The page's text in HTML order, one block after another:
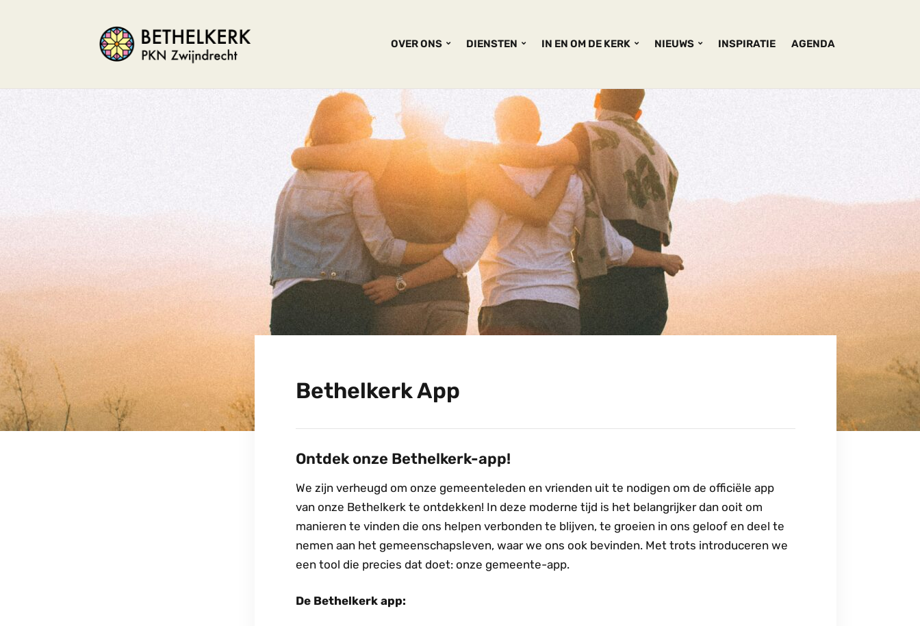
OVER ONS DIENSTEN IN EN OM DE KERK NIEUWS INSPIRATIE AGENDA
Bethelkerk App
Ontdek onze Bethelkerk-app!
We zijn verheugd om onze gemeenteleden en vrienden uit te nodigen om de officiële app
van onze Bethelkerk te ontdekken! In deze moderne tijd is het belangrijker dan ooit om
manieren te vinden die ons helpen verbonden te blijven, te groeien in ons geloof en deel te
nemen aan het gemeenschapsleven, waar we ons ook bevinden. Met trots introduceren we
een tool die precies dat doet: onze gemeente-app.
De Bethelkerk app: